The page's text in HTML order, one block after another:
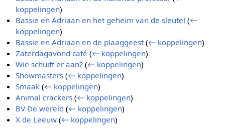
koppelingen)
Bassie en Adriaan en het geheim van de sleutel (←
koppelingen)
Bassie en Adriaan en de plaaggeest (← koppelingen)
Zaterdagavond café (← koppelingen)
Wie schuift er aan? (← koppelingen)
Showmasters (← koppelingen)
Smaak (← koppelingen)
Animal crackers (← koppelingen)
BV De wereld (← koppelingen)
X de Leeuw (← koppelingen)